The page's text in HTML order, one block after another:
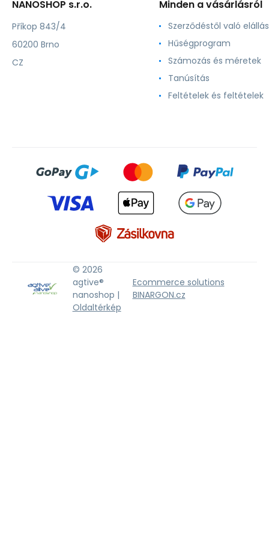
NANOSHOP s.r.o.
Příkop 843/4
60200 Brno
CZ
Minden a vásárlásról
Szerződéstől való elállás
Hűségprogram
Számozás és méretek
Tanúsítás
Feltételek és feltételek
© 2026
agtive®
nanoshop |
Oldaltérkép
Ecommerce solutions
BINARGON.cz